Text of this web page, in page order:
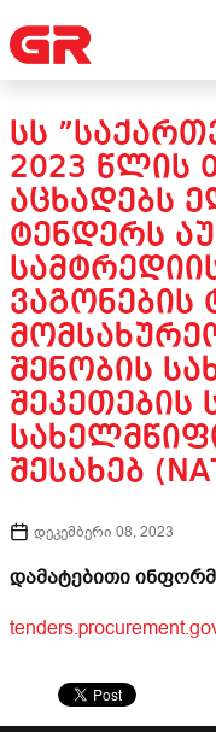
ᲡᲡ
2023 ᲬᲚᲘᲡ
ᲐᲪᲮᲐᲓᲔᲑᲡ
ᲢᲔᲜᲓᲔᲠᲡ
ᲕᲐᲒᲝᲜᲔᲑᲘᲡ
ᲨᲔᲜᲝᲑᲘᲡ
ᲨᲔᲙᲔᲗᲔᲑᲘᲡ
ᲨᲔᲡᲐᲮᲔᲑ
დეკემბერი 08, 2023
დამატებითი